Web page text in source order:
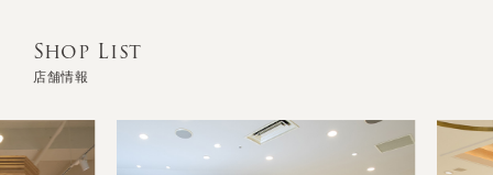
Shop List
店舗情報